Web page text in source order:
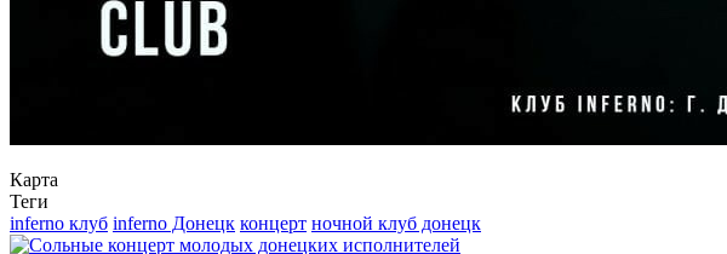
Карта
Теги
inferno клуб inferno Донецк концерт ночной клуб донецк